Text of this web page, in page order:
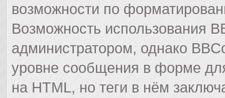
возможности по
Возможность использования
администратором, однако
уровне сообщения в форме
на HTML, но теги в нём